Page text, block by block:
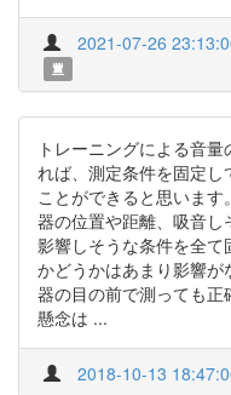
2021-07-26
トレーニングによる音
れば、測定条件を固定
ことができると思いま
器の位置や距離、吸音
影響しそうな条件を全
かどうかはあまり影響
器の目の前で測っても正
懸念は ...
2018-10-13